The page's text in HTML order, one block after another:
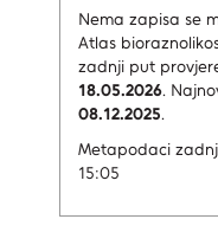
Nema zapisa se
Atlas
zadnji put
18.05.2026.
08.12.2025.
Metapodaci
15:05